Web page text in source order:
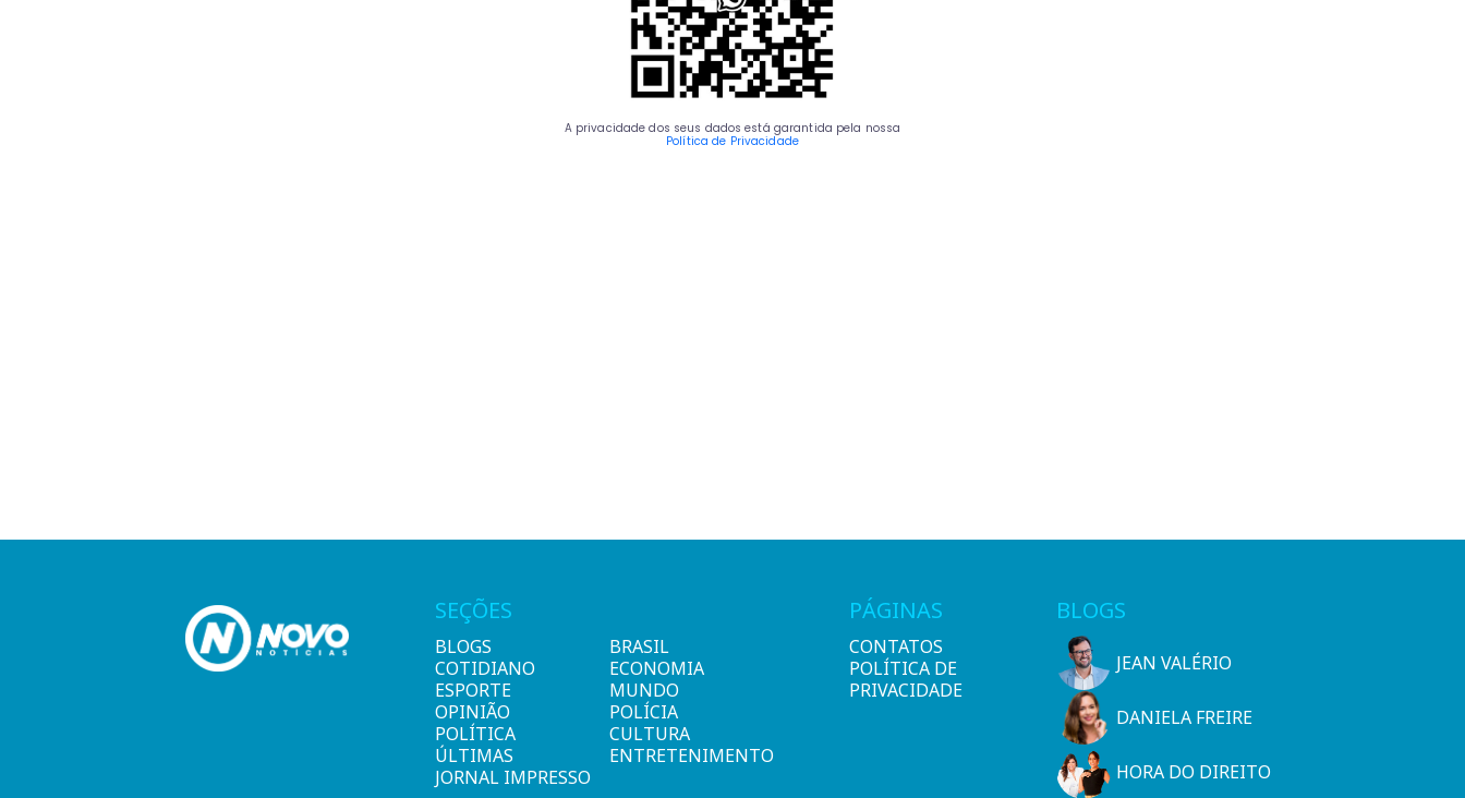
A privacidade dos seus dados está garantida pela nossa
Política de Privacidade
SEÇÕES
BLOGS
BRASIL
COTIDIANO
ECONOMIA
ESPORTE
MUNDO
OPINIÃO
POLÍCIA
POLÍTICA
CULTURA
ÚLTIMAS
ENTRETENIMENTO
JORNAL IMPRESSO
PÁGINAS
CONTATOS
POLÍTICA DE
PRIVACIDADE
BLOGS
JEAN VALÉRIO
DANIELA FREIRE
HORA DO DIREITO